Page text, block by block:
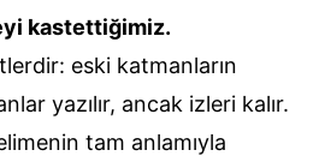
kastettiğimiz.
eski katmanların
yazılır, ancak izleri kalır.
tam anlamıyla